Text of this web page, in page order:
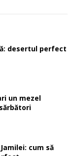
desertul perfect
un mezel
cum să